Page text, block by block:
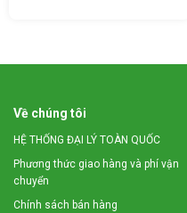
Về chúng tôi
HỆ THỐNG ĐẠI LÝ TOÀN QUỐC
Phương thức giao hàng và phí vận
chuyển
Chính sách bán hàng